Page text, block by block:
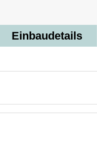
Einbaudetails